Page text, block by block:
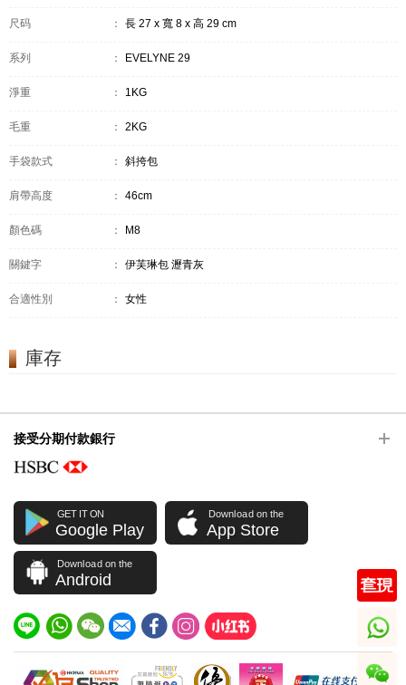
尺码 ： 長 27 x 寬 8 x 高 29 cm
系列 ： EVELYNE 29
淨重 ： 1KG
毛重 ： 2KG
手袋款式 ： 斜挎包
肩帶高度 ： 46cm
顏色碼 ： M8
關鍵字 ： 伊芙琳包 瀝青灰
合適性別 ： 女性
庫存
接受分期付款銀行
GET IT ON
Google Play
Download on the
App Store
Download on the
Android
whatsapp